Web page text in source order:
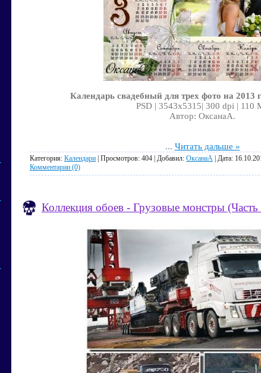
Календарь свадебный для трех фото на 2013
PSD | 3543x5315| 300 dpi | 110
Автор: ОксанаА.
... Читать дальше »
Категория: Календари | Просмотров: 404 | Добавил: ОксанаА | Дата:
Комментарии (0)
Коллекция обоев - Грузовые монстры (Часть